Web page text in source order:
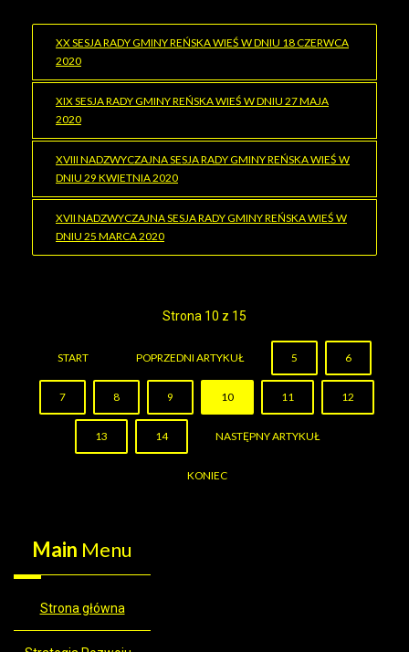
XX SESJA RADY GMINY REŃSKA WIEŚ W DNIU 18 CZERWCA
2020
XIX SESJA RADY GMINY REŃSKA WIEŚ W DNIU 27 MAJA
2020
XVIII NADZWYCZAJNA SESJA RADY GMINY REŃSKA WIEŚ W
DNIU 29 KWIETNIA 2020
XVII NADZWYCZAJNA SESJA RADY GMINY REŃSKA WIEŚ W
DNIU 25 MARCA 2020
Strona 10 z 15
START POPRZEDNI ARTYKUŁ 5 6
7 8 9 10 11 12
13 14 NASTĘPNY ARTYKUŁ
KONIEC
Main Menu
Strona główna